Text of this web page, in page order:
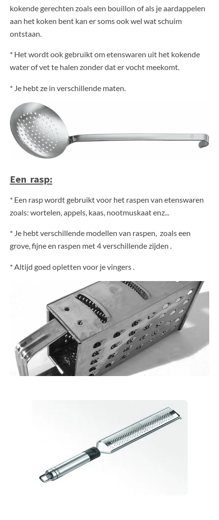
kokende gerechten zoals een bouillon of als je aardappelen
aan het koken bent kan er soms ook wel wat schuim
ontstaan.
* Het wordt ook gebruikt om etenswaren uit het kokende
water of vet te halen zonder dat er vocht meekomt.
* Je hebt ze in verschillende maten.
Een rasp:
* Een rasp wordt gebruikt voor het raspen van etenswaren
zoals: wortelen, appels, kaas, nootmuskaat enz...
* Je hebt verschillende modellen van raspen, zoals een
grove, fijne en raspen met 4 verschillende zijden .
* Altijd goed opletten voor je vingers .